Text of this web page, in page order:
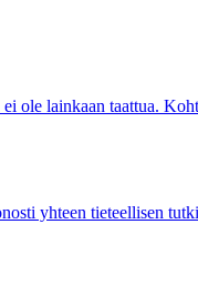
ole lainkaan taattua.
yhteen tieteellisen